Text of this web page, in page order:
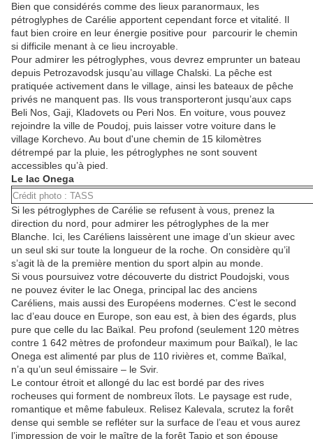
Bien que considérés comme des lieux paranormaux , les
pétroglyphes de Carélie apportent cependant force et vitalité. Il
faut bien croire en leur énergie positive pour parcourir le chemin
si difficile menant à ce lieu incroyable.
Pour admirer les pétroglyphes, vous devrez emprunter un bateau
depuis Petrozavodsk jusqu’au village Chalski. La pêche est
pratiquée activement dans le village, ainsi les bateaux de pêche
privés ne manquent pas. Ils vous transporteront jusqu’aux caps
Beli Nos, Gaji, Kladovets ou Peri Nos. En voiture, vous pouvez
rejoindre la ville de Poudoj, puis laisser votre voiture dans le
village Korchevo. Au bout d'une chemin de 15 kilomètres
détrempé par la pluie, les pétroglyphes ne sont souvent
accessibles qu’à pied.
Le lac Onega
Crédit photo : TASS
Si les pétroglyphes de Carélie se refusent à vous, prenez la
direction du nord, pour admirer les pétroglyphes de la mer
Blanche. Ici, les Caréliens laissèrent une image d’un skieur avec
un seul ski sur toute la longueur de la roche. On considère qu’il
s’agit là de la première mention du sport alpin au monde.
Si vous poursuivez votre découverte du district Poudojski, vous
ne pouvez éviter le lac Onega, principal lac des anciens
Caréliens, mais aussi des Européens modernes. C’est le second
lac d’eau douce en Europe, son eau est, à bien des égards, plus
pure que celle du lac Baïkal. Peu profond (seulement 120 mètres
contre 1 642 mètres de profondeur maximum pour Baïkal), le lac
Onega est alimenté par plus de 110 rivières et, comme Baïkal,
n’a qu’un seul émissaire – le Svir.
Le contour étroit et allongé du lac est bordé par des rives
rocheuses qui forment de nombreux îlots. Le paysage est rude,
romantique et même fabuleux. Relisez Kalevala, scrutez la forêt
dense qui semble se refléter sur la surface de l’eau et vous aurez
l’impression de voir le maître de la forêt Tapio et son épouse